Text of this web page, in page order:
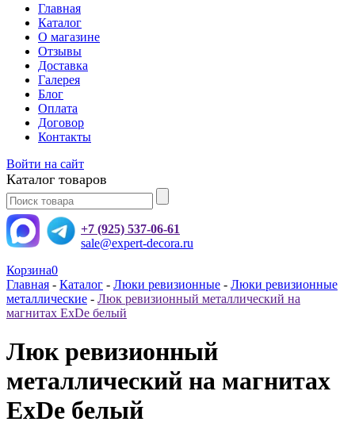
Главная
Каталог
О магазине
Отзывы
Доставка
Галерея
Блог
Оплата
Договор
Контакты
Войти на сайт
Каталог товаров
+7 (925) 537-06-61
sale@expert-decora.ru
Корзина0
Главная - Каталог - Люки ревизионные - Люки ревизионные
металлические - Люк ревизионный металлический на
магнитах ExDe белый
Люк ревизионный
металлический на магнитах
ExDe белый